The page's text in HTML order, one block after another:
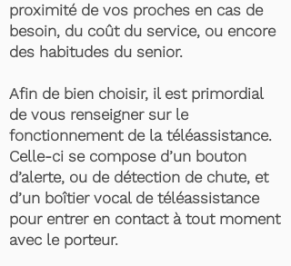
proximité de vos proches en cas de
besoin, du coût du service, ou encore
des habitudes du senior.
Afin de bien choisir, il est primordial
de vous renseigner sur le
fonctionnement de la téléassistance.
Celle-ci se compose d’un bouton
d’alerte, ou de détection de chute, et
d’un boîtier vocal de téléassistance
pour entrer en contact à tout moment
avec le porteur.